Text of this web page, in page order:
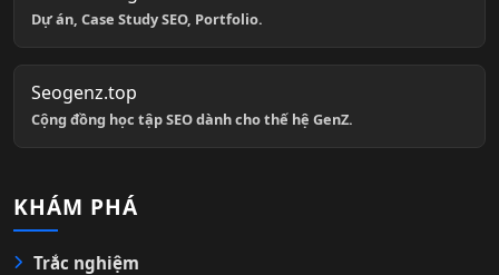
Dự án, Case Study SEO, Portfolio.
Seogenz.top
Cộng đồng học tập SEO dành cho thế hệ GenZ.
KHÁM PHÁ
Trắc nghiệm